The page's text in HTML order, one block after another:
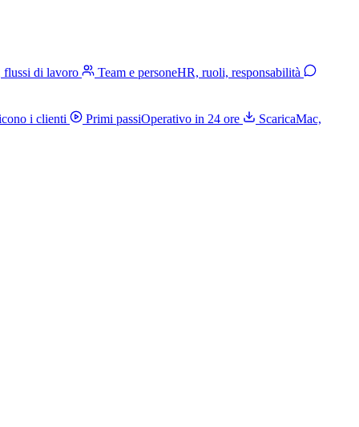
flussi di lavoro Team e personeHR, ruoli, responsabilità
i clienti Primi passiOperativo in 24 ore ScaricaMac,